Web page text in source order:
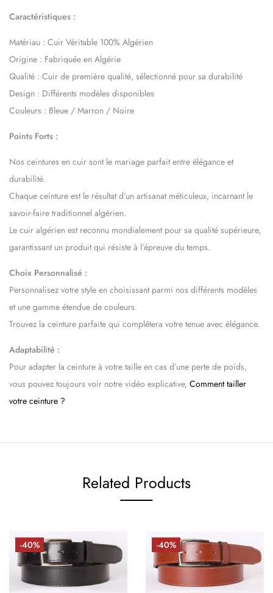
Caractéristiques :
Matériau : Cuir Véritable 100% Algérien
Origine : Fabriquée en Algérie
Qualité : Cuir de première qualité, sélectionné pour sa durabilité
Design : Différents modèles disponibles
Couleurs : Bleue / Marron / Noire
Points Forts :
Nos ceintures en cuir sont le mariage parfait entre élégance et
durabilité.
Chaque ceinture est le résultat d’un artisanat méticuleux, incarnant le
savoir-faire traditionnel algérien.
Le cuir algérien est reconnu mondialement pour sa qualité supérieure,
garantissant un produit qui résiste à l’épreuve du temps.
Choix Personnalisé :
Personnalisez votre style en choisissant parmi nos différents modèles
et une gamme étendue de couleurs.
Trouvez la ceinture parfaite qui complétera votre tenue avec élégance.
Adaptabilité :
Pour adapter la ceinture à votre taille en cas d’une perte de poids,
vous pouvez toujours voir notre vidéo explicative, Comment tailler
votre ceinture ?
Related Products
-40% -40%